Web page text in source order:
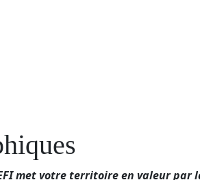
met votre territoire en valeur par